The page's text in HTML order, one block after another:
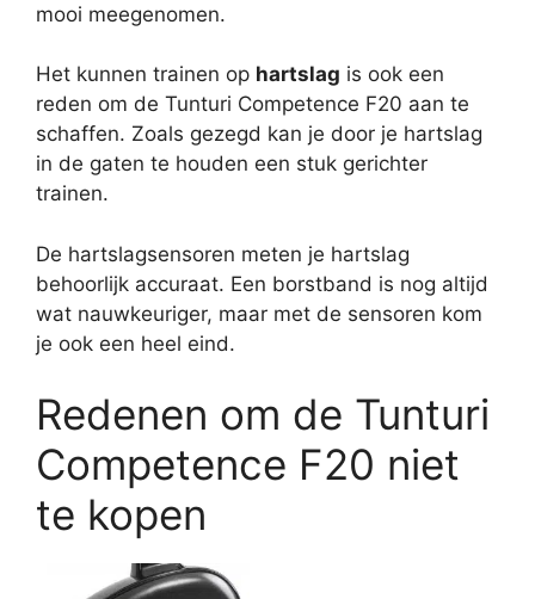
mooi meegenomen.
Het kunnen trainen op hartslag is ook een
reden om de Tunturi Competence F20 aan te
schaffen. Zoals gezegd kan je door je hartslag
in de gaten te houden een stuk gerichter
trainen.
De hartslagsensoren meten je hartslag
behoorlijk accuraat. Een borstband is nog altijd
wat nauwkeuriger, maar met de sensoren kom
je ook een heel eind.
Redenen om de Tunturi
Competence F20 niet
te kopen